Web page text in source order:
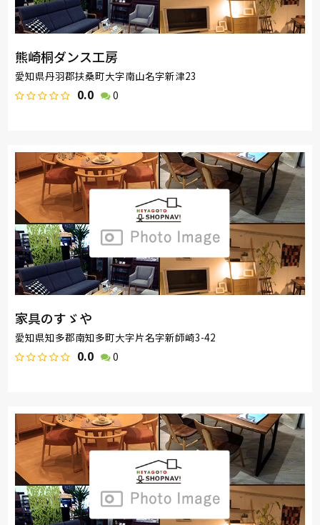
熊崎桐ダンス工房
愛知県丹羽郡扶桑町大字南山名字新津23
0.0 0
家具のすゞや
愛知県知多郡南知多町大字片名字新師崎3-42
0.0 0